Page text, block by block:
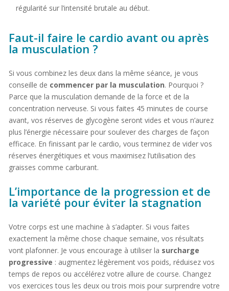
régularité sur l’intensité brutale au début.
Faut-il faire le cardio avant ou après
la musculation ?
Si vous combinez les deux dans la même séance, je vous
conseille de commencer par la musculation. Pourquoi ?
Parce que la musculation demande de la force et de la
concentration nerveuse. Si vous faites 45 minutes de course
avant, vos réserves de glycogène seront vides et vous n’aurez
plus l’énergie nécessaire pour soulever des charges de façon
efficace. En finissant par le cardio, vous terminez de vider vos
réserves énergétiques et vous maximisez l’utilisation des
graisses comme carburant.
L’importance de la progression et de
la variété pour éviter la stagnation
Votre corps est une machine à s’adapter. Si vous faites
exactement la même chose chaque semaine, vos résultats
vont plafonner. Je vous encourage à utiliser la surcharge
progressive : augmentez légèrement vos poids, réduisez vos
temps de repos ou accélérez votre allure de course. Changez
vos exercices tous les deux ou trois mois pour surprendre votre